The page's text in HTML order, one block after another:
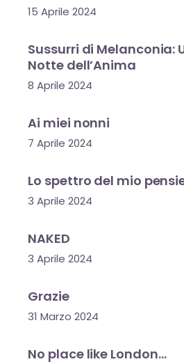
15 Aprile 2024
Sussurri di Melanconia:
Notte dell’Anima
8 Aprile 2024
Ai miei nonni
7 Aprile 2024
Lo spettro del mio
3 Aprile 2024
NAKED
3 Aprile 2024
Grazie
31 Marzo 2024
No place like London…